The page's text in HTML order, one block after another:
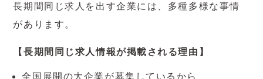
長期間同じ求人を出す企業には、多種多様な事情
があります。
【長期間同じ求人情報が掲載される理由】
全国展開の大企業が募集しているから